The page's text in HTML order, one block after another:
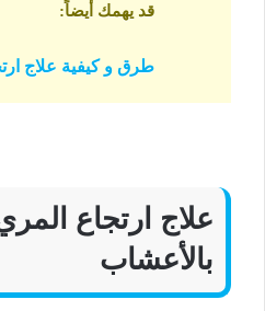
قد يهمك أيضاً:
طرق و كيفية علاج
علاج ارتجاع
بالأعشاب